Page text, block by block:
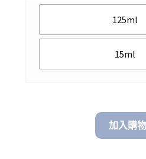
125ml
15ml
加入購